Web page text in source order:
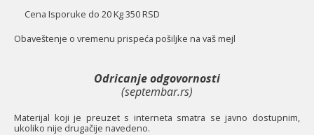
Cena Isporuke do 20 Kg 350 RSD
Obaveštenje o vremenu prispeća pošiljke na vaš mejl
Odricanje odgovornosti
(septembar.rs)
Materijal koji je preuzet s interneta smatra se javno dostupnim,
ukoliko nije drugačije navedeno.